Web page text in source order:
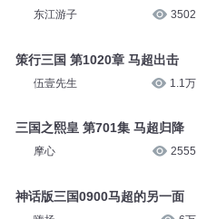
东江游子 3502
策行三国 第1020章 马超出击
伍壹先生 1.1万
三国之熙皇 第701集 马超归降
摩心 2555
神话版三国0900马超的另一面